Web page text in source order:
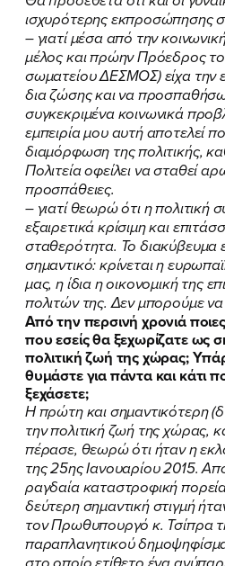
ισχυρότερης εκπροσώπησης
– γιατί μέσα από την
μέλος και πρώην Πρόεδρος
σωματείου ΔΕΣΜΟΣ) είχα την
δια ζώσης και να
συγκεκριμένα κοινωνικά
εμπειρία μου αυτή αποτελεί
διαμόρφωση της πολιτικής,
Πολιτεία οφείλει να σταθεί
προσπάθειες.
– γιατί θεωρώ ότι η πολιτική
εξαιρετικά κρίσιμη και
σταθερότητα. Το διακύβευμα
σημαντικό: κρίνεται η
μας, η ίδια η οικονομική της
πολιτών της. Δεν μπορούμε
Από την περσινή χρονιά ποιες
που εσείς θα ξεχωρίζατε ως
πολιτική ζωή της χώρας;
θυμάστε για πάντα και κάτι
ξεχάσετε;
Η πρώτη και σημαντικότερη
την πολιτική ζωή της χώρας,
πέρασε, θεωρώ ότι ήταν η
της 25ης Ιανουαρίου 2015.
ραγδαία καταστροφική
δεύτερη σημαντική στιγμή
τον Πρωθυπουργό κ. Τσίπρα
παραπλανητικού